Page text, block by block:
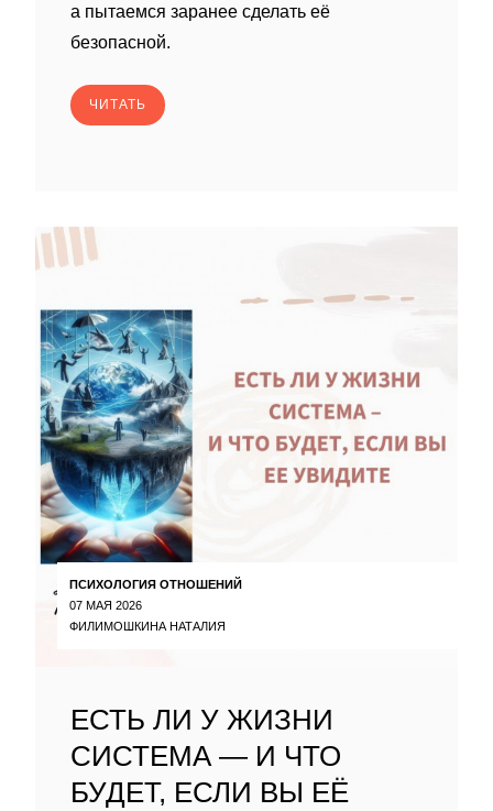
а пытаемся заранее сделать её
безопасной.
ЧИТАТЬ
ПСИХОЛОГИЯ ОТНОШЕНИЙ
07 МАЯ 2026
ФИЛИМОШКИНА НАТАЛИЯ
ЕСТЬ ЛИ У ЖИЗНИ
СИСТЕМА — И ЧТО
БУДЕТ, ЕСЛИ ВЫ ЕЁ